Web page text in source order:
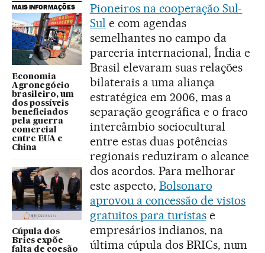
MAIS INFORMAÇÕES
Economia
Agronegócio
brasileiro, um
dos possíveis
beneficiados
pela guerra
comercial
entre EUA e
China
Cúpula dos
Brics expõe
falta de coesão
Pioneiros na cooperação Sul-
Sul e com agendas
semelhantes no campo da
parceria internacional, Índia e
Brasil elevaram suas relações
bilaterais a uma aliança
estratégica em 2006, mas a
separação geográfica e o fraco
intercâmbio sociocultural
entre estas duas potências
regionais reduziram o alcance
dos acordos. Para melhorar
este aspecto, Bolsonaro
aprovou a concessão de vistos
gratuitos para turistase
empresários indianos, na
última cúpula dos BRICs, num